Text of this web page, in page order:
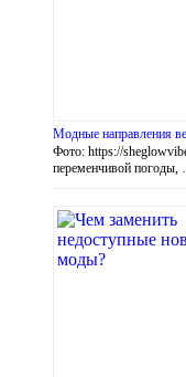
Модные направления
Фото: https://
переменчивой погоды,